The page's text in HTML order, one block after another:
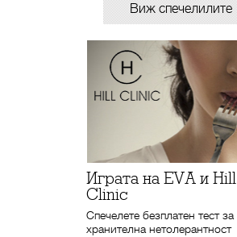
Виж спечелилите
Играта на EVA и Hill
Clinic
Спечелете безплатен тест за
хранителна нетолерантност